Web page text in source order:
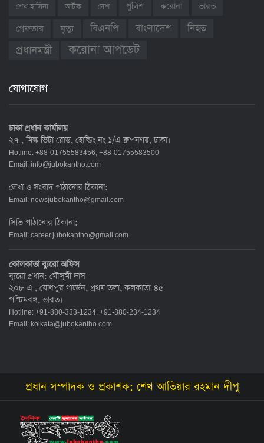
শেখ হাসিনা আটক দেশ পুলিশ করোনা
ভারত
গ্রেফতার
মৃত্যু বিএনপি বাংলাদেশ নিহত
প্রধানমন্ত্রী করোনা আপডেট
যোগাযোগ
ঢাকা প্রধান কার্যালয়
২৭ , মিল্ক ভিটা রোড, হোল্ডিং নং ১/এ রুপনগর, ঢাকা।
Hotline: +88-01755583456, +88-01755583500
Email: info@jubokantho.com
লেখা ও সংবাদ পাঠানোর ঠিকানা:
Email: newsjubokantho@gmail.com
সিভি পাঠানোর ঠিকানা:
Email: career.jubokantho@gmail.com
কোলকাতা ব্যুরো অফিস
ব্যুরো প্রধান: মৌসুমী দাস
২০৮ এ , যোধপুর গার্ডেন, প্রথম তলা, কলকাতা-৪৫
পশ্চিমবঙ্গ, ভারত।
Hotline: +91-880-333-1234, +91-880-234-1234
Email: kolkata@jubokantho.com
প্রধান সম্পাদক ও প্রকাশক: শেখ আতিয়ার রহমান দীপু